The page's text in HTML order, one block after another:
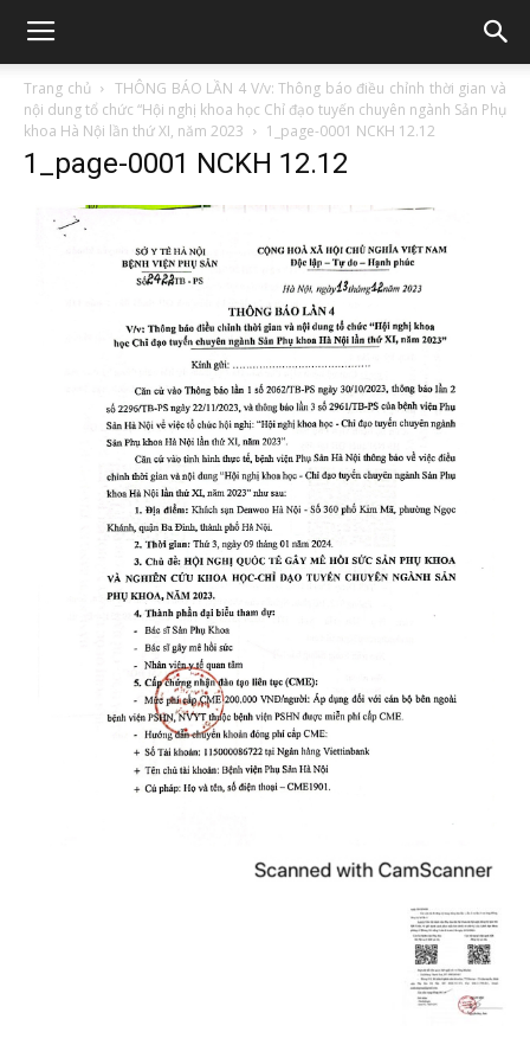
Trang chủ
THÔNG BÁO LẦN 4 V/v: Thông báo điều chỉnh thời gian và
nội dung tổ chức “Hội nghị khoa học Chỉ đạo tuyến chuyên ngành Sản Phụ
khoa Hà Nội lần thứ XI, năm 2023
1_page-0001 NCKH 12.12
1_page-0001 NCKH 12.12